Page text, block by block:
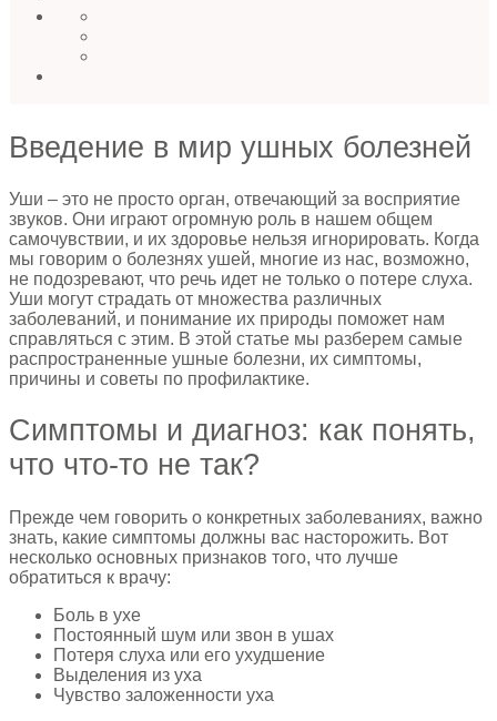
Введение в мир ушных болезней
Уши – это не просто орган, отвечающий за восприятие
звуков. Они играют огромную роль в нашем общем
самочувствии, и их здоровье нельзя игнорировать. Когда
мы говорим о болезнях ушей, многие из нас, возможно,
не подозревают, что речь идет не только о потере слуха.
Уши могут страдать от множества различных
заболеваний, и понимание их природы поможет нам
справляться с этим. В этой статье мы разберем самые
распространенные ушные болезни, их симптомы,
причины и советы по профилактике.
Симптомы и диагноз: как понять,
что что-то не так?
Прежде чем говорить о конкретных заболеваниях, важно
знать, какие симптомы должны вас насторожить. Вот
несколько основных признаков того, что лучше
обратиться к врачу:
Боль в ухе
Постоянный шум или звон в ушах
Потеря слуха или его ухудшение
Выделения из уха
Чувство заложенности уха